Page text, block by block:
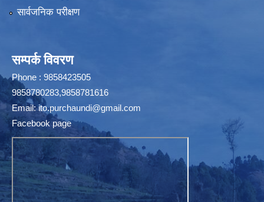
सार्वजनिक परीक्षण
सम्पर्क विवरण
Phone : 9858423505
9858780283,9858781616
Email:ito.purchaundi@gmail.com
Facebook page